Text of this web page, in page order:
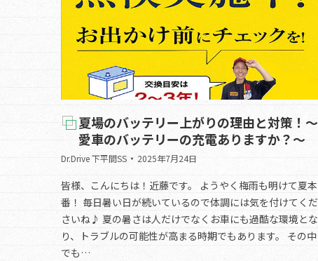
夏場のバッテリー上がりの理由と対策！～
愛車のバッテリーの充電ありますか？～
Dr.Drive 下平間SS 2025年7月24日
皆様、こんにちは！近藤です。 ようやく梅雨も明けて夏本
番！ 毎日暑い日が続いているので体調には気を付けてくだ
さいね♪ 夏の暑さは人だけでなくお車にも過酷な環境とな
り、トラブルの可能性が高まる時期でもあります。 その中
でも…